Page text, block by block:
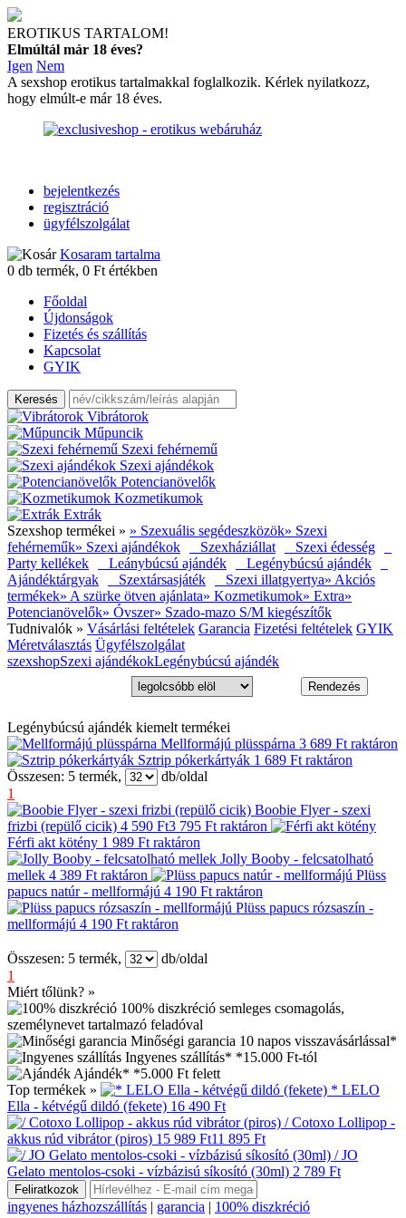
EROTIKUS TARTALOM!
Elmúltál már 18 éves?
Igen Nem
A sexshop erotikus tartalmakkal foglalkozik. Kérlek nyilatkozz,
hogy elmúlt-e már 18 éves.
bejelentkezés
regisztráció
ügyfélszolgálat
Kosaram tartalma
0 db termék, 0 Ft értékben
Főoldal
Újdonságok
Fizetés és szállítás
Kapcsolat
GYIK
Vibrátorok
Műpuncik
Szexi fehérnemű
Szexi ajándékok
Potencianövelők
Kozmetikumok
Extrák
Szexshop termékei » » Szexuális segédeszközök» Szexi
fehérneműk» Szexi ajándékok Szexháziállat
Szexi édesség
Party kellékek
Leánybúcsú ajándék
Legénybúcsú ajándék
Ajándéktárgyak
Szextársasjáték Szexi illatgyertya» Akciós
termékek» A szürke ötven ajánlata» Kozmetikumok» Extra»
Potencianövelők» Óvszer» Szado-mazo S/M kiegészítők
Tudnivalók » Vásárlási feltételek Garancia Fizetési feltételek GYIK
Méretválasztás Ügyfélszolgálat
szexshopSzexi ajándékokLegénybúcsú ajándék
Legénybúcsú ajándék kiemelt termékei
Mellformájú plüsspárna 3 689 Ft raktáron
Sztrip pókerkártyák 1 689 Ft raktáron
Összesen: 5 termék,
db/oldal
1
Boobie Flyer - szexi
frizbi (repülő cicik) 4 590 Ft3 795 Ft raktáron
Férfi akt kötény 1 989 Ft raktáron
Jolly Booby - felcsatolható
mellek 4 389 Ft raktáron
Plüss
papucs natúr - mellformájú 4 190 Ft raktáron
Plüss papucs rózsaszín -
mellformájú 4 190 Ft raktáron
Összesen: 5 termék,
db/oldal
1
Miért tőlünk? »
100% diszkréció semleges csomagolás,
személynevet tartalmazó feladóval
Minőségi garancia 10 napos visszavásárlással*
Ingyenes szállítás* *15.000 Ft-tól
Ajándék* *5.000 Ft felett
Top termékek »
* LELO
Ella - kétvégű dildó (fekete) 16 490 Ft
/ Cotoxo Lollipop -
akkus rúd vibrátor (piros) 15 989 Ft11 895 Ft
/ JO
Gelato mentolos-csoki - vízbázisú síkosító (30ml) 2 789 Ft
ingyenes házhozszállítás | garancia | 100% diszkréció